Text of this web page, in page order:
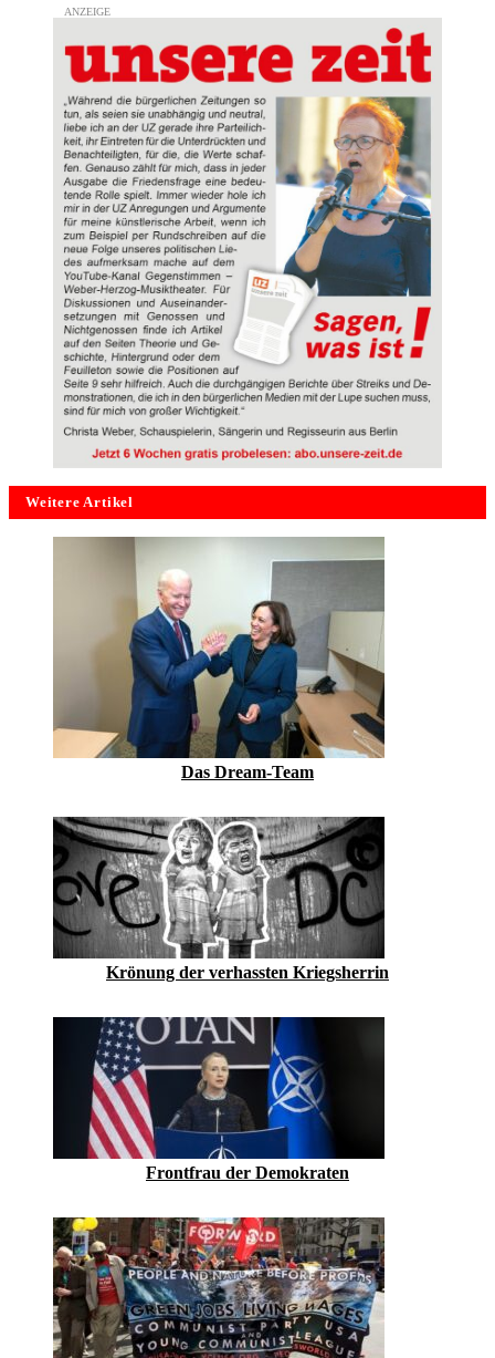
Weitere Artikel
Das Dream-Team
Krönung der verhassten Kriegsherrin
Frontfrau der Demokraten